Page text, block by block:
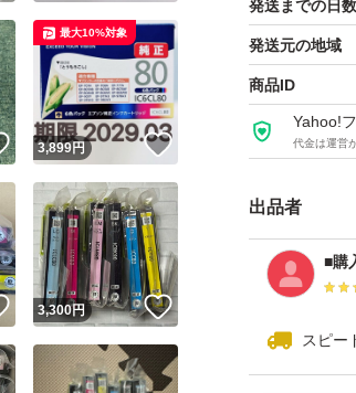
発送までの日数
発送元の地域
商品ID
Yahoo!
代金は運営
出品者
■購
スピー
いいね！
3,899円
最大10%対象
いいね！
3,300円